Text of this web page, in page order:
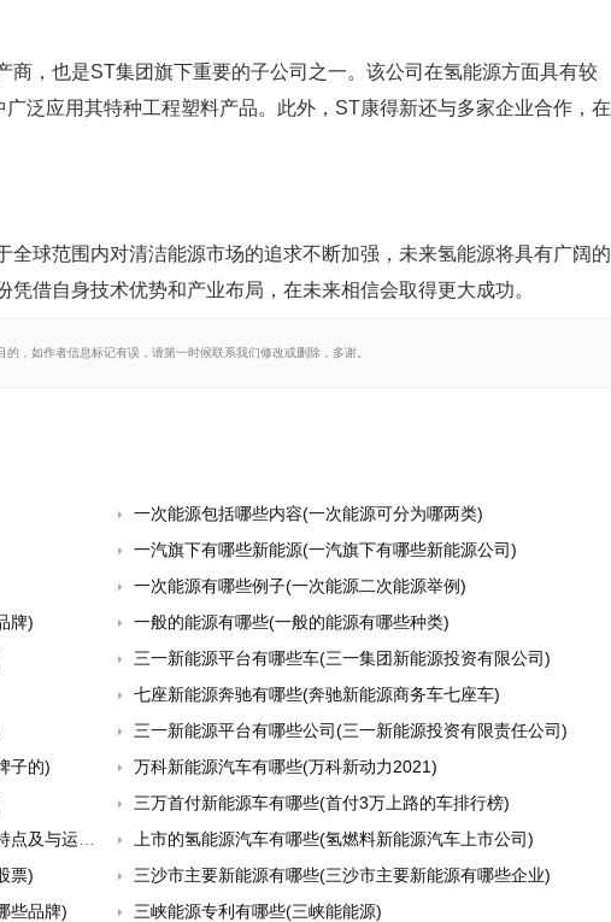
商，也是ST集团旗下重要的子公司之一。该公司在氢能源方面具有较
泛应用其特种工程塑料产品。此外，ST康得新还与多家企业合作，在
全球范围内对清洁能源市场的追求不断加强，未来氢能源将具有广阔的
借自身技术优势和产业布局，在未来相信会取得更大成功。
，如作者信息标记有误，请第一时候联系我们修改或删除，多谢。
一次能源包括哪些内容(一次能源可分为哪两类)
一汽旗下有哪些新能源(一汽旗下有哪些新能源公司)
一次能源有哪些例子(一次能源二次能源举例)
牌)
一般的能源有哪些(一般的能源有哪些种类)
三一新能源平台有哪些车(三一集团新能源投资有限公司)
七座新能源奔驰有哪些(奔驰新能源商务车七座车)
三一新能源平台有哪些公司(三一新能源投资有限责任公司)
子的)
万科新能源汽车有哪些(万科新动力2021)
三万首付新能源车有哪些(首付3万上路的车排行榜)
动的关系)
上市的氢能源汽车有哪些(氢燃料新能源汽车上市公司)
票)
三沙市主要新能源有哪些(三沙市主要新能源有哪些企业)
些品牌)
三峡能源专利有哪些(三峡能能源)